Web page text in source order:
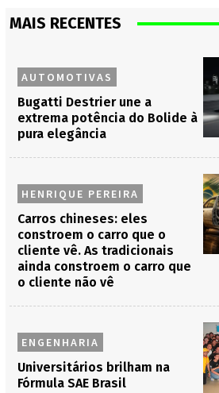
MAIS RECENTES
AUTOMOTIVAS
Bugatti Destrier une a
extrema potência do Bolide à
pura elegância
HENRIQUE PEREIRA
Carros chineses: eles
constroem o carro que o
cliente vê. As tradicionais
ainda constroem o carro que
o cliente não vê
ENGENHARIA
Universitários brilham na
Fórmula SAE Brasil